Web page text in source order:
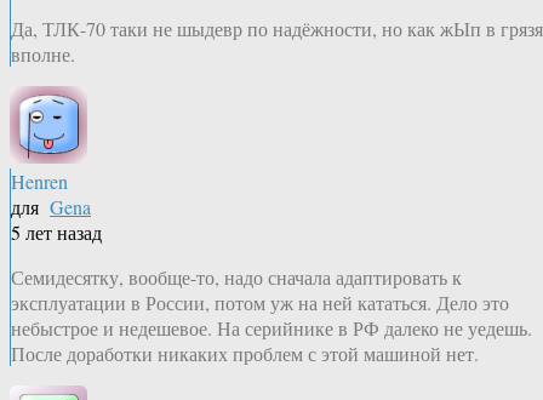
Да, ТЛК-70 таки не шыдевр по надёжности, но как жЫп в
вполне.
Henren
для Gena
5 лет назад
Семидесятку, вообще-то, надо сначала адаптировать к
эксплуатации в России, потом уж на ней кататься. Дело это
небыстрое и недешевое. На серийнике в РФ далеко не уедешь.
После доработки никаких проблем с этой машиной нет.